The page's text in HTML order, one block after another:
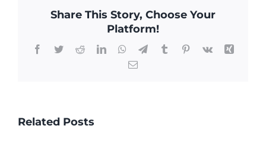
Reino
Unido
en
Nuevo
Share This Story, Choose Your
Platform!
Facebook
TwitterRedditLinkedInWhatsApp
TelegramTumblrPinterest
Vk
Xing
Email
Related Posts